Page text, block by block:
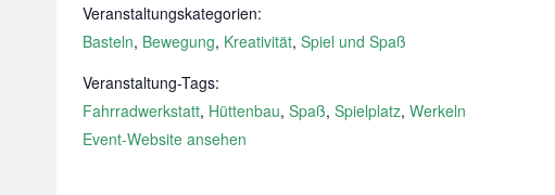
Veranstaltungskategorien:
Basteln, Bewegung, Kreativität, Spiel und Spaß
Veranstaltung-Tags:
Fahrradwerkstatt, Hüttenbau, Spaß, Spielplatz, Werkeln
Event-Website ansehen